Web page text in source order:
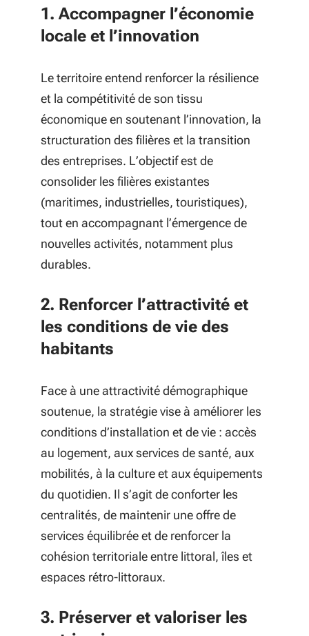
1. Accompagner l’économie
locale et l’innovation
Le territoire entend renforcer la résilience
et la compétitivité de son tissu
économique en soutenant l’innovation, la
structuration des filières et la transition
des entreprises. L’objectif est de
consolider les filières existantes
(maritimes, industrielles, touristiques),
tout en accompagnant l’émergence de
nouvelles activités, notamment plus
durables.
2. Renforcer l’attractivité et
les conditions de vie des
habitants
Face à une attractivité démographique
soutenue, la stratégie vise à améliorer les
conditions d’installation et de vie : accès
au logement, aux services de santé, aux
mobilités, à la culture et aux équipements
du quotidien. Il s’agit de conforter les
centralités, de maintenir une offre de
services équilibrée et de renforcer la
cohésion territoriale entre littoral, îles et
espaces rétro-littoraux.
3. Préserver et valoriser les